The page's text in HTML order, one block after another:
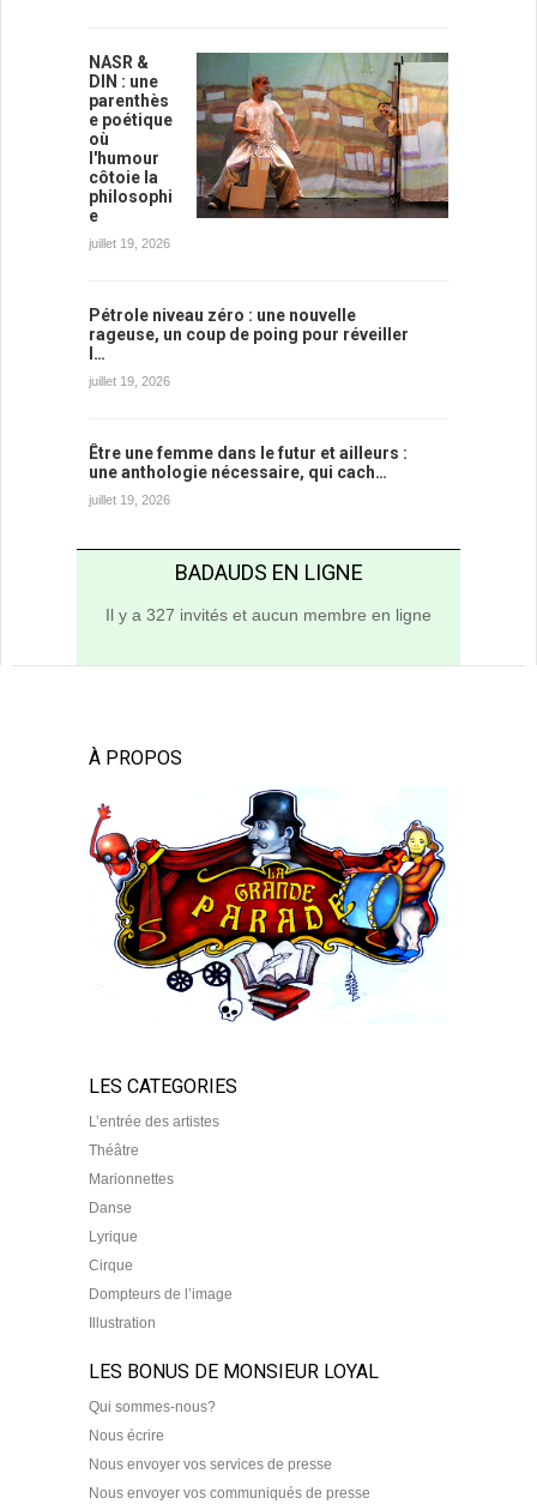
NASR &
DIN : une
parenthès
e poétique
où
l'humour
côtoie la
philosophi
e
juillet 19, 2026
Pétrole niveau zéro : une nouvelle
rageuse, un coup de poing pour réveiller
l…
juillet 19, 2026
Être une femme dans le futur et ailleurs :
une anthologie nécessaire, qui cach…
juillet 19, 2026
BADAUDS EN LIGNE
Il y a 327 invités et aucun membre en ligne
À PROPOS
LES CATEGORIES
L’entrée des artistes
Théâtre
Marionnettes
Danse
Lyrique
Cirque
Dompteurs de l’image
Illustration
LES BONUS DE MONSIEUR LOYAL
Qui sommes-nous?
Nous écrire
Nous envoyer vos services de presse
Nous envoyer vos communiqués de presse